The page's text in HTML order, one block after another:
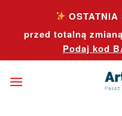
contentprzed totalną
Podaj kod